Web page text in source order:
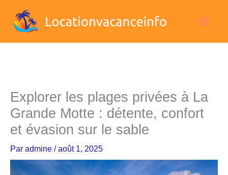
Explorer les plages privées à La
Grande Motte : détente, confort
et évasion sur le sable
Par admine /août 1, 2025